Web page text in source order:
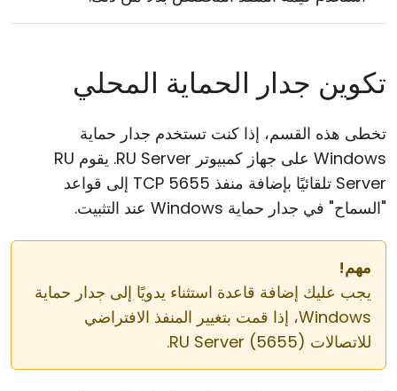
تكوين جدار الحماية المحلي
تخطى هذه القسم، إذا كنت تستخدم جدار حماية
Windows على جهاز كمبيوتر RU Server. يقوم RU
Server تلقائيًا بإضافة منفذ TCP 5655 إلى قواعد
"السماح" في جدار حماية Windows عند التثبيت.
مهم!
يجب عليك إضافة قاعدة استثناء يدويًا إلى جدار حماية
Windows، إذا قمت بتغيير المنفذ الافتراضي
للاتصالات RU Server (5655).